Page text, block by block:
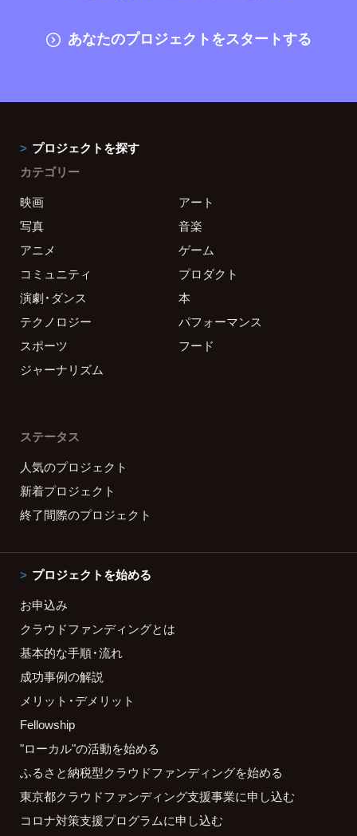
あなたのプロジェクトをスタートする
プロジェクトを探す
カテゴリー
映画
アート
写真
音楽
アニメ
ゲーム
コミュニティ
プロダクト
演劇・ダンス
本
テクノロジー
パフォーマンス
スポーツ
フード
ジャーナリズム
ステータス
人気のプロジェクト
新着プロジェクト
終了間際のプロジェクト
プロジェクトを始める
お申込み
クラウドファンディングとは
基本的な手順・流れ
成功事例の解説
メリット・デメリット
Fellowship
"ローカル"の活動を始める
ふるさと納税型クラウドファンディングを始める
東京都クラウドファンディング支援事業に申し込む
コロナ対策支援プログラムに申し込む